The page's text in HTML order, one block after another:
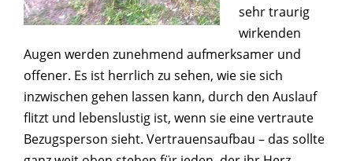
sehr traurig
wirkenden
Augen werden zunehmend aufmerksamer und
offener. Es ist herrlich zu sehen, wie sie sich
inzwischen gehen lassen kann, durch den Auslauf
flitzt und lebenslustig ist, wenn sie eine vertraute
Bezugsperson sieht. Vertrauensaufbau – das sollte